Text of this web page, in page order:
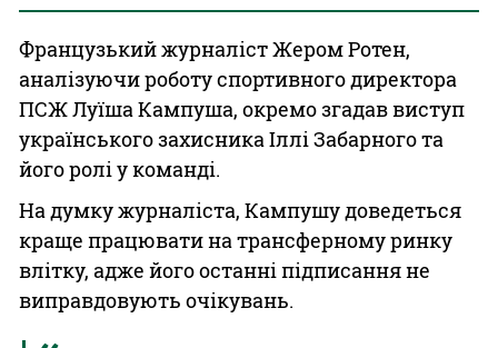
Французький журналіст Жером Ротен,
аналізуючи роботу спортивного директора
ПСЖ Луїша Кампуша, окремо згадав виступ
українського захисника Іллі Забарного та
його ролі у команді.
На думку журналіста, Кампушу доведеться
краще працювати на трансферному ринку
влітку, адже його останні підписання не
виправдовують очікувань.